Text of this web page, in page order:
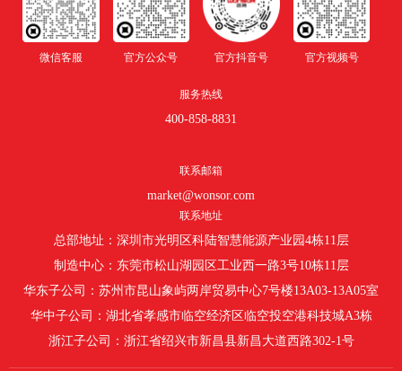
微信客服 官方公众号 官方抖音号 官方视频号
服务热线
400-858-8831
联系邮箱
market@wonsor.com
联系地址
总部地址：深圳市光明区科陆智慧能源产业园4栋11层
制造中心：东莞市松山湖园区工业西一路3号10栋11层
华东子公司：苏州市昆山象屿两岸贸易中心7号楼13A03-13A05室
华中子公司：湖北省孝感市临空经济区临空投空港科技城A3栋
浙江子公司：浙江省绍兴市新昌县新昌大道西路302-1号